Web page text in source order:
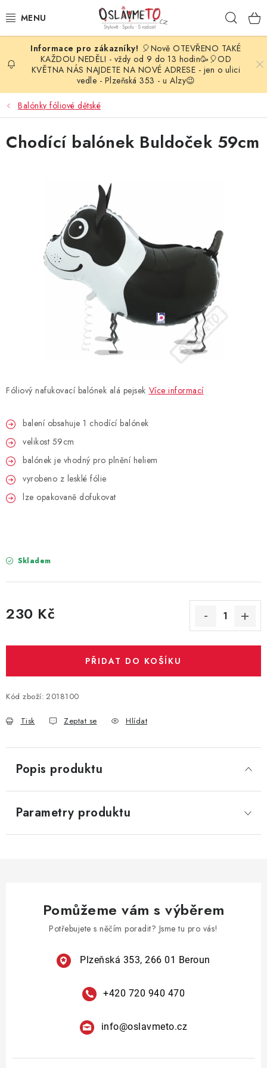
na
OSLAVA NAROZENIN
STYLOVÁ PARTY
DEKORACE A VÝZDOBA
BALÓNKY
PARTY STOLOVÁNÍ
SVATEBNÍ DOPLŇKY
BARVY NA OBLIČEJ A VLASY
DORTOVÉ SVÍČKY A OZDOBY
DÁRKOVÉ TAŠKY A SÁČKY
HELIUM NA BALÓNKY
LAMPIONY
SEZÓNNÍ SVÁTKY
ORGANZY, STOLOVÉ ŠERPY
Podmínky ochrany osobních údajů
🎈Nově OTEVŘENO TAKÉ
KAŽDOU NEDĚLI - vždy od 9 do 13 hodin🥳🎈OD
KVĚTNA NÁS NAJDETE NA NOVÉ ADRESE - jen o ulici
vedle - Plzeňská 353 - u Alzy😉
Balónky fóliové dětské
Fóliový nafukovací balónek alá pejsek Více informací
balení obsahuje 1 chodící balónek
velikost 59cm
balónek je vhodný pro plnění heliem
vyrobeno z lesklé fólie
lze opakovaně dofukovat
Skladem
230 Kč
PŘIDAT DO KOŠÍKU
Kód zboží: 2018100
Tisk Zeptat se Hlídat
Chodící balónek Buldoček 59cm
Popis produktu
Parametry produktu
Pomůžeme vám s výběrem
Potřebujete s něčím poradit? Jsme tu pro vás!
Plzeňská 353, 266 01 Beroun
+420 720 940 470
info@oslavmeto.cz